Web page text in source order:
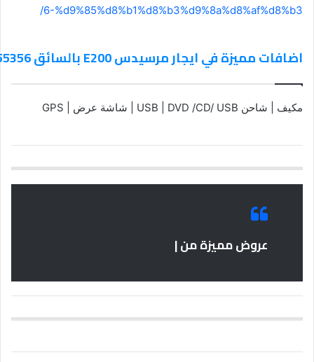
6-%d9%85%d8%b1%d8%b3%d9%8a%d8%af%d8%b3/
اضافات مميزة في ايجار مرسيدس E200 بالسائق 01101555356
مكيف | شاحن USB | DVD /CD/ USB | شاشة عرض | GPS
عروض مميزة من |